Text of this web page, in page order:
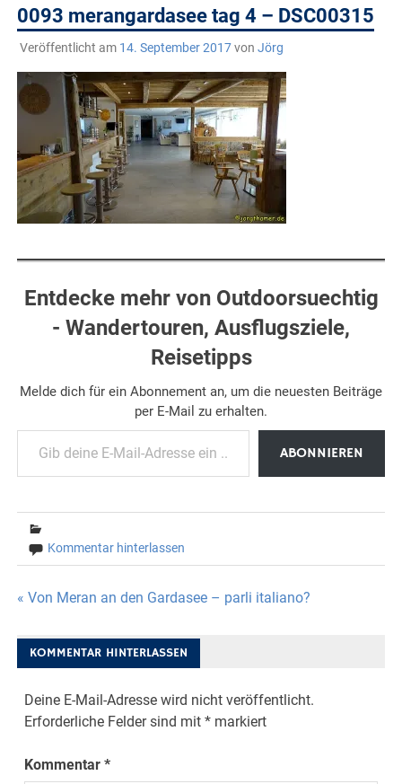
0093 merangardasee tag 4 – DSC00315
Veröffentlicht am 14. September 2017von Jörg
Entdecke mehr von Outdoorsuechtig
- Wandertouren, Ausflugsziele,
Reisetipps
Melde dich für ein Abonnement an, um die neuesten Beiträge
per E-Mail zu erhalten.
Gib deine E-Mail-Adresse ein ...
ABONNIEREN
Kommentar hinterlassen
Beitragsnavigation
« Von Meran an den Gardasee – parli italiano?
KOMMENTAR HINTERLASSEN
Deine E-Mail-Adresse wird nicht veröffentlicht.
Erforderliche Felder sind mit* markiert
Kommentar*